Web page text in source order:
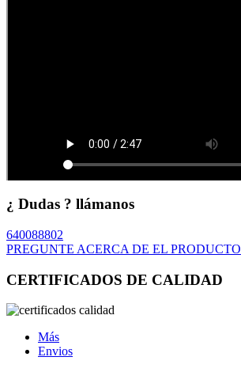
¿ Dudas ? llámanos
640088802
PREGUNTE ACERCA DE EL PRODUCTO
CERTIFICADOS DE CALIDAD
Más
Envios